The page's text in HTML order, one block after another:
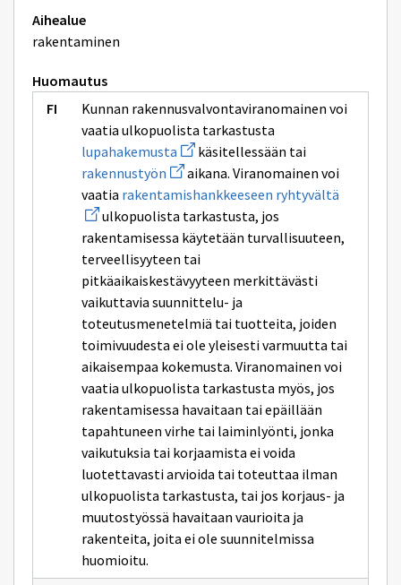
Aihealue
rakentaminen
Huomautus
Kunnan rakennusvalvontaviranomainen voi
vaatia ulkopuolista tarkastusta
lupahakemusta Avaa
uuden
ikkunan
sivulle
lupahakemusta
käsitellessään tai
rakennustyön Avaa
uuden
ikkunan
sivulle
rakennustyön
aikana. Viranomainen voi
vaatia rakentamishankkeeseen ryhtyvältä
sivulle
ulkopuolista tarkastusta, jos
rakentamisessa käytetään turvallisuuteen,
terveellisyyteen tai
pitkäaikaiskestävyyteen merkittävästi
vaikuttavia suunnittelu- ja
toteutusmenetelmiä tai tuotteita, joiden
toimivuudesta ei ole yleisesti varmuutta tai
aikaisempaa kokemusta. Viranomainen voi
vaatia ulkopuolista tarkastusta myös, jos
rakentamisessa havaitaan tai epäillään
tapahtuneen virhe tai laiminlyönti, jonka
vaikutuksia tai korjaamista ei voida
luotettavasti arvioida tai toteuttaa ilman
ulkopuolista tarkastusta, tai jos korjaus- ja
muutostyössä havaitaan vaurioita ja
rakenteita, joita ei ole suunnitelmissa
huomioitu.